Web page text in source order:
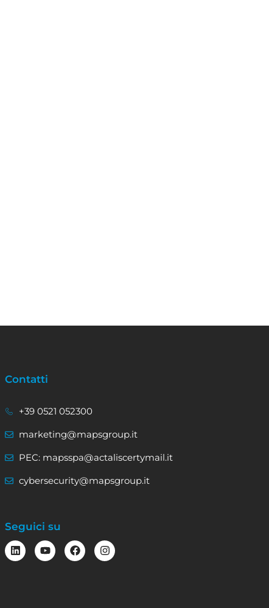
Contatti
+39 0521 052300
marketing@mapsgroup.it
PEC: mapsspa@actaliscertymail.it
cybersecurity@mapsgroup.it
Seguici su